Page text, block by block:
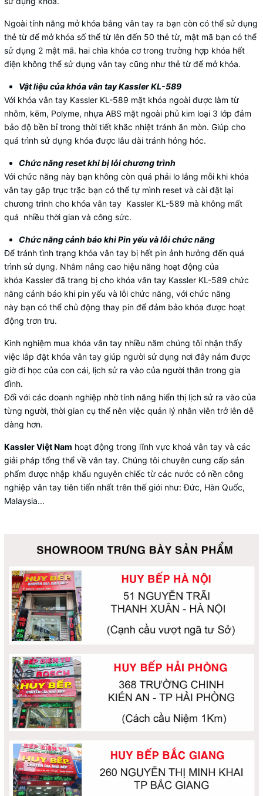
Ngoài tính năng mở khóa bằng vân tay ra bạn còn có thể sử dụng
thẻ từ để mở khóa số thể từ lên đến 50 thẻ từ, mật mã bạn có thể
sử dụng 2 mật mã. hai chìa khóa cơ trong trường hợp khóa hết
điện không thể sử dụng vân tay cũng như thẻ từ để mở khóa.
Vật liệu của khóa vân tay Kassler KL-589
Với khóa vân tay Kassler KL-589​​ mặt khóa ngoài được làm từ
nhôm, kẽm, Polyme, nhựa ABS mặt ngoài phủ kim loại 3 lớp đảm
bảo độ bền bỉ trong thời tiết khăc nhiệt tránh ăn mòn. Giúp cho
quá trình sử dụng khóa được lâu dài tránh hỏng hóc.
Chức năng reset khi bị lỗi chương trình
Với chức năng này bạn không còn quá phải lo lắng mỗi khi khóa
vân tay găp trục trặc bạn có thể tự mình reset và cài đặt lại
chương trình cho khóa vân tay Kassler KL-589 mà không mất
quá nhiều thời gian và công sức.
Chức năng cảnh báo khi Pin yếu và lỗi chức năng
Để tránh tình trạng khóa vân tay bị hết pin ảnh hưởng đến quá
trình sử dụng. Nhằm nâng cao hiệu năng hoạt động của
khóa Kassler đã trang bị cho khóa vân tay Kassler KL-589 chức
năng cảnh báo khi pin yếu và lỗi chức năng, với chức năng
này bạn có thể chủ động thay pin để đảm bảo khóa được hoạt
động trơn tru.
Kinh nghiệm mua khóa vân tay nhiều năm chúng tôi nhận thấy
việc lắp đặt khóa vân tay giúp người sử dụng nơi đây nắm được
giờ đi học của con cái, lịch sử ra vào của người thân trong gia
đình.
Đối với các doanh nghiệp nhờ tính năng hiển thị lịch sử ra vào của
từng người, thời gian cụ thể nên việc quản lý nhân viên trở lên dễ
dàng hơn.
Kassler Việt Nam hoạt động trong lĩnh vực khoá vân tay và các
giải pháp tổng thể về vân tay. Chúng tôi chuyên cung cấp sản
phẩm được nhập khẩu nguyên chiếc từ các nước có nền công
nghiệp vân tay tiên tiến nhất trên thế giới như: Đức, Hàn Quốc,
Malaysia...